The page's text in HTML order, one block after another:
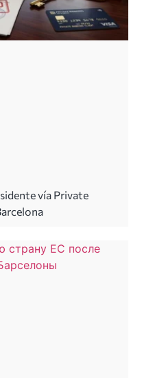
vía Private